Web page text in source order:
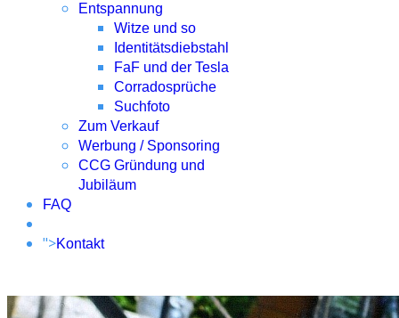
Entspannung
Witze und so
Identitätsdiebstahl
FaF und der Tesla
Corradosprüche
Suchfoto
Zum Verkauf
Werbung / Sponsoring
CCG Gründung und
Jubiläum
FAQ
">Kontakt